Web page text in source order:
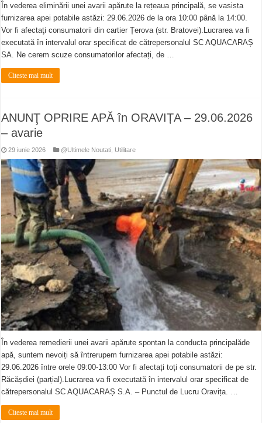
În vederea eliminării unei avarii apărute la rețeaua principală, se vasista
furnizarea apei potabile astăzi: 29.06.2026 de la ora 10:00 până la 14:00.
Vor fi afectaţi consumatorii din cartier Țerova (str. Bratovei).Lucrarea va fi
executată în intervalul orar specificat de cătrepersonalul SC AQUACARAȘ
SA. Ne cerem scuze consumatorilor afectați, de …
Citeste mai mult
ANUNŢ OPRIRE APĂ în ORAVIȚA – 29.06.2026
– avarie
29 iunie 2026 @Ultimele Noutati Utilitare
În vederea remedierii unei avarii apărute spontan la conducta principalăde
apă, suntem nevoiți să întrerupem furnizarea apei potabile astăzi:
29.06.2026 între orele 09:00-13:00 Vor fi afectați toți consumatorii de pe str.
Răcășdiei (parțial).Lucrarea va fi executată în intervalul orar specificat de
cătrepersonalul SC AQUACARAȘ S.A. – Punctul de Lucru Oravița. …
Citeste mai mult